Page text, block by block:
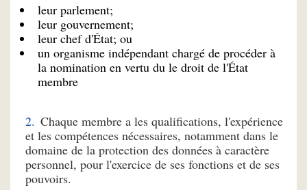
leur parlement;
leur gouvernement;
leur chef d'État; ou
un organisme indépendant chargé de procéder à
la nomination en vertu du le droit de l'État
membre
Chaque membre a les qualifications, l'expérience
et les compétences nécessaires, notamment dans le
domaine de la protection des données à caractère
personnel, pour l'exercice de ses fonctions et de ses
pouvoirs.